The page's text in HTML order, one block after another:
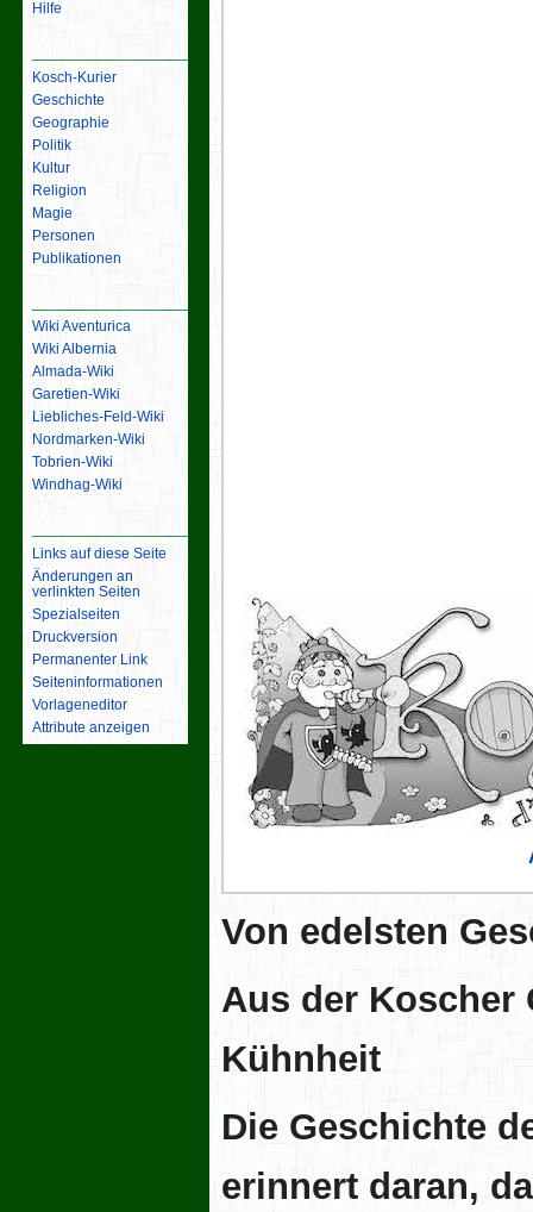
Von edelsten
Aus der Koscher
Kühnheit
Die Geschichte
erinnert daran,
Hilfe
Kosch-Kurier
Geschichte
Geographie
Politik
Kultur
Religion
Magie
Personen
Publikationen
Wiki Aventurica
Wiki Albernia
Almada-Wiki
Garetien-Wiki
Liebliches-Feld-Wiki
Nordmarken-Wiki
Tobrien-Wiki
Windhag-Wiki
Links auf diese Seite
Änderungen an
verlinkten Seiten
Spezialseiten
Druckversion
Permanenter Link
Seiten­­informationen
Vorlageneditor
Attribute anzeigen